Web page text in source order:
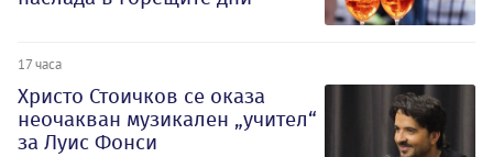
17 часа
Христо Стоичков се оказа
неочакван музикален „учител“
за Луис Фонси